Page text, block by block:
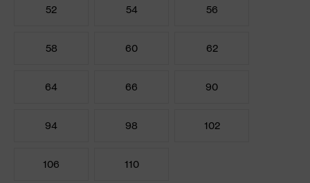
52 54 56
58 60 62
64 66 90
94 98 102
106 110